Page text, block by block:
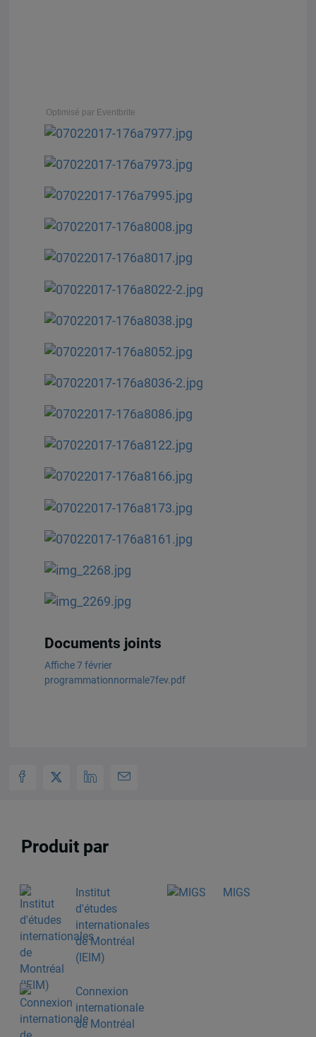
Optimisé par Eventbrite
Documents joints
Affiche 7 février
programmationnormale7fev.pdf
Produit par
Institut
d'études
internationales
de Montréal
(IEIM)
MIGS
Connexion
internationale
de Montréal